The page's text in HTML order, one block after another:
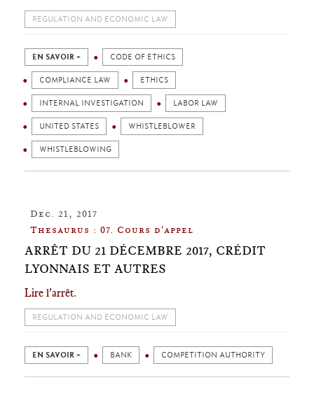
REGULATION AND ECONOMIC LAW
EN SAVOIR + CODE OF ETHICS
COMPLIANCE LAW ETHICS
INTERNAL INVESTIGATION LABOR LAW
UNITED STATES WHISTLEBLOWER
WHISTLEBLOWING
Dec. 21, 2017
Thesaurus : 07. Cours d'appel
ARRÊT DU 21 DÉCEMBRE 2017, CRÉDIT
LYONNAIS ET AUTRES
Lire l'arrêt.
REGULATION AND ECONOMIC LAW
EN SAVOIR + BANK COMPETITION AUTHORITY